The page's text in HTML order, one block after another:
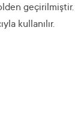
kullanılır.